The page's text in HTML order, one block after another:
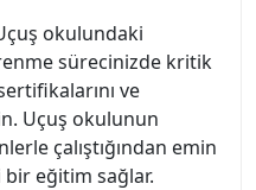
okulundaki
sürecinizde kritik
ve
Uçuş okulunun
çalıştığından emin
eğitim sağlar.